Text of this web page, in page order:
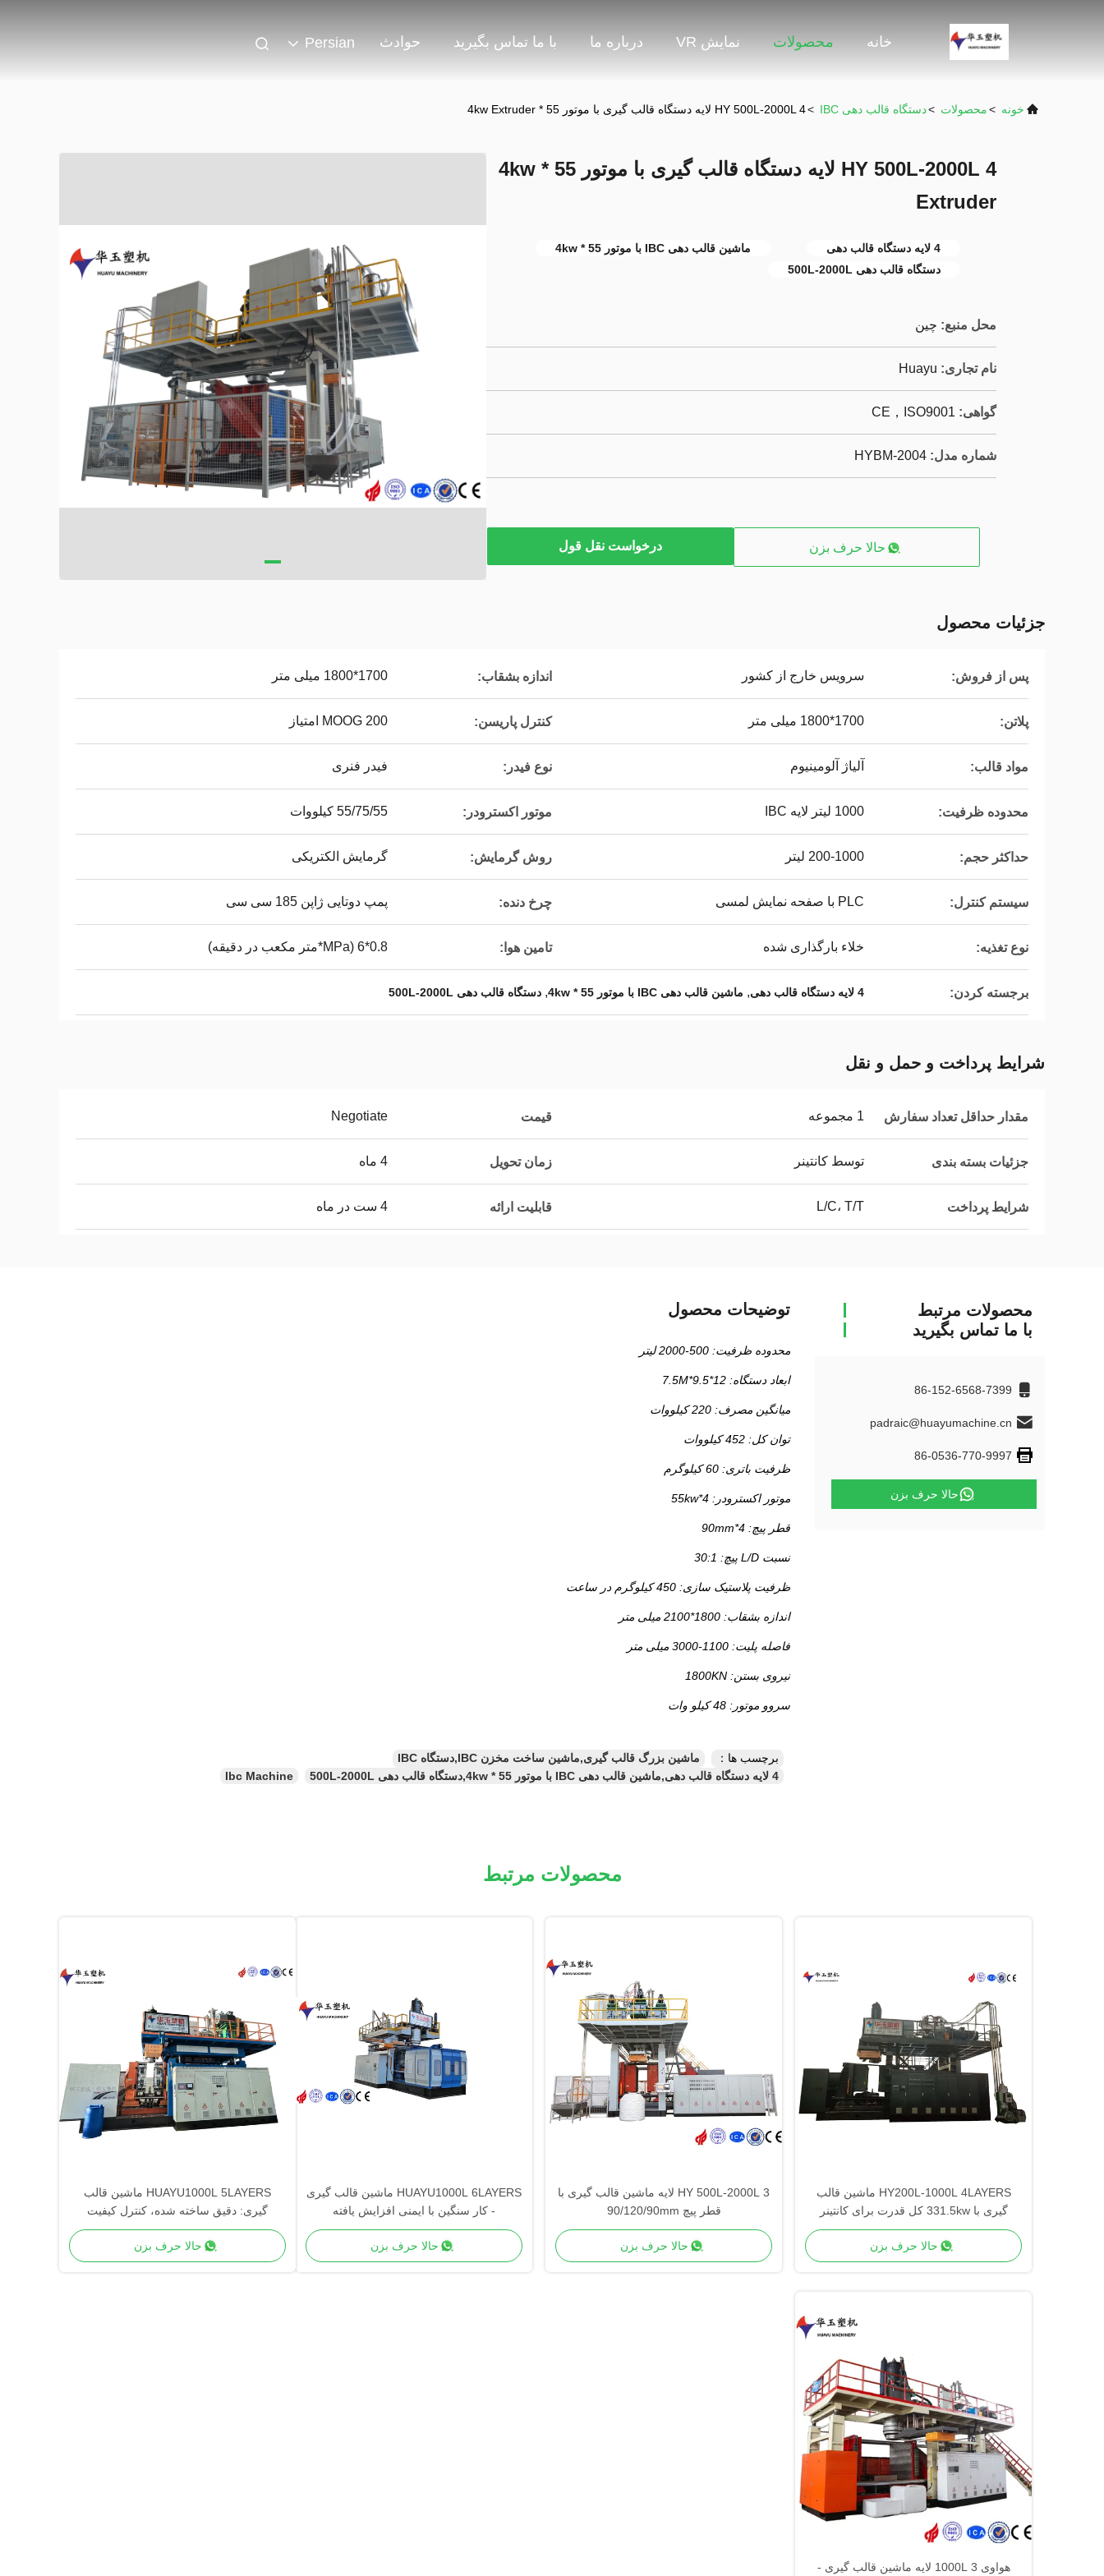
خانه محصولات نمایش VR درباره ما با ما تماس بگیرید حوادث Persian
خونه >محصولات >دستگاه قالب دهی IBC >HY 500L-2000L 4 لایه دستگاه قالب گیری با موتور 55 * 4kw Extruder
HY 500L-2000L 4 لایه دستگاه قالب گیری با موتور 55 * 4kw
Extruder
4 لایه دستگاه قالب دهی
ماشین قالب دهی IBC با موتور 55 * 4kw
دستگاه قالب دهی 500L-2000L
محل منبع: چین
نام تجاری: Huayu
گواهی: CE，ISO9001
شماره مدل: HYBM-2004
حالا حرف بزن درخواست نقل قول
جزئیات محصول
پس از فروش: سرویس خارج از کشور اندازه بشقاب: 1700*1800 میلی متر
پلاتن: 1700*1800 میلی متر کنترل پاریسن: MOOG 200 امتیاز
مواد قالب: آلیاژ آلومینیوم نوع فیدر: فیدر فنری
محدوده ظرفیت: 1000 لیتر لایه IBC موتور اکسترودر: 55/75/55 کیلووات
حداکثر حجم: 200-1000 لیتر روش گرمایش: گرمایش الکتریکی
سیستم کنترل: PLC با صفحه نمایش لمسی چرخ دنده: پمپ دوتایی ژاپن 185 سی سی
نوع تغذیه: خلاء بارگذاری شده تامین هوا: 0.8*6 (MPa*متر مکعب در دقیقه)
برجسته کردن: 4 لایه دستگاه قالب دهی , ماشین قالب دهی IBC با موتور 55 * 4kw , دستگاه قالب دهی 500L-2000L
شرایط پرداخت و حمل و نقل
مقدار حداقل تعداد سفارش 1 مجموعه قیمت Negotiate
جزئیات بسته بندی توسط کانتینر زمان تحویل 4 ماه
شرایط پرداخت L/C، T/T قابلیت ارائه 4 ست در ماه
محصولات مرتبط
با ما تماس بگیرید
86-152-6568-7399
padraic@huayumachine.cn
86-0536-770-9997
حالا حرف بزن
توضیحات محصول
محدوده ظرفیت: 500-2000 لیتر
ابعاد دستگاه: 12*9.5*7.5M
میانگین مصرف: 220 کیلووات
توان کل: 452 کیلووات
ظرفیت باتری: 60 کیلوگرم
موتور اکسترودر: 55kw*4
قطر پیچ: 90mm*4
نسبت L/D پیچ: 30:1
ظرفیت پلاستیک سازی: 450 کیلوگرم در ساعت
اندازه بشقاب: 1800*2100 میلی متر
فاصله پلیت: 1100-3000 میلی متر
نیروی بستن: 1800KN
سروو موتور: 48 کیلو وات
برچسب ها：
ماشین بزرگ قالب گیری,ماشین ساخت مخزن IBC,دستگاه IBC
4 لایه دستگاه قالب دهی,ماشین قالب دهی IBC با موتور 55 * 4kw,دستگاه قالب دهی 500L-2000L
Ibc Machine
محصولات مرتبط
HY200L-1000L 4LAYERS ماشین قالب
گیری با 331.5kw کل قدرت برای کانتینر
بزرگ
حالا حرف بزن
HY 500L-2000L 3 لایه ماشین قالب گیری با
قطر پیچ 90/120/90mm
حالا حرف بزن
HUAYU1000L 6LAYERS ماشین قالب گیری
- کار سنگین با ایمنی افزایش یافته
حالا حرف بزن
HUAYU1000L 5LAYERS ماشین قالب
گیری: دقیق ساخته شده، کنترل کیفیت
پیشرفته
حالا حرف بزن
هواوی 1000L 3 لایه ماشین قالب گیری -